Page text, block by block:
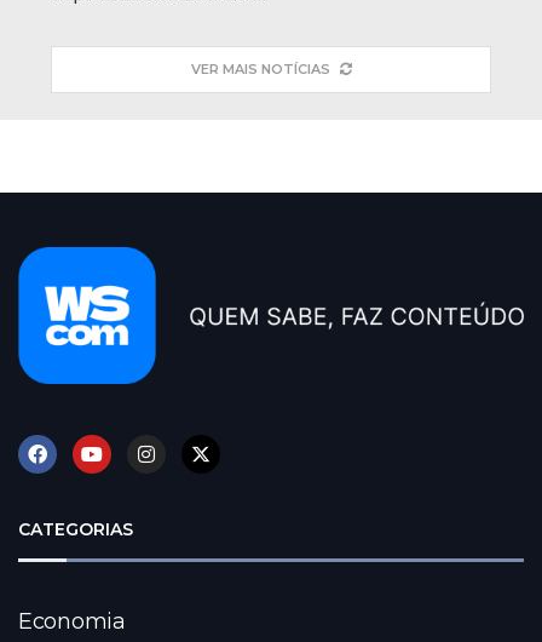
VER MAIS NOTÍCIAS
CATEGORIAS
Economia